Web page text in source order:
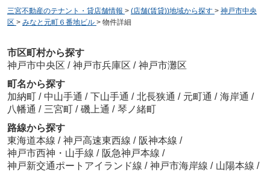
三宮不動産のテナント・貸店舗情報 > (店舗(賃貸))地域から探す > 神戸市中央
区 > みなと元町６番地ビル > 物件詳細
市区町村から探す
神戸市中央区 / 神戸市兵庫区 / 神戸市灘区
町名から探す
加納町 / 中山手通 / 下山手通 / 北長狭通 / 元町通 / 海岸通 /
八幡通 / 三宮町 / 磯上通 / 琴ノ緒町
路線から探す
東海道本線 / 神戸高速東西線 / 阪神本線 /
神戸市西神・山手線 / 阪急神戸本線 /
神戸新交通ポートアイランド線 / 神戸市海岸線 / 山陽本線 /